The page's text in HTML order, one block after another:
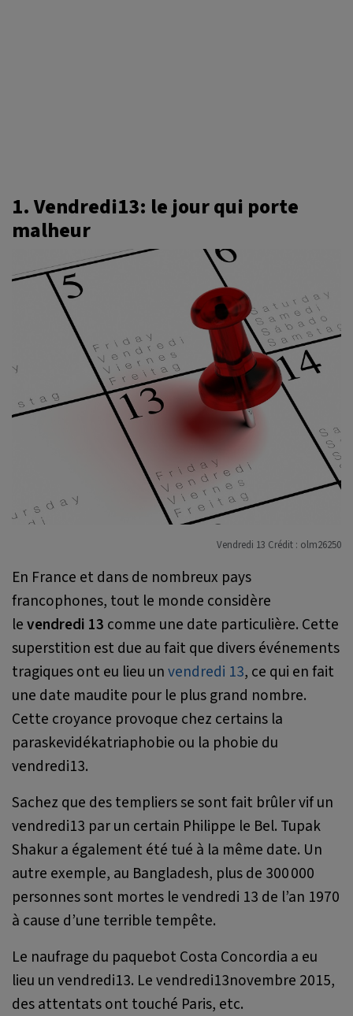
1. Vendredi13: le jour qui porte
malheur
Vendredi 13 Crédit : olm26250
En France et dans de nombreux pays
francophones, tout le monde considère
levendredi 13 comme une date particulière. Cette
superstition est due au fait que divers événements
tragiques ont eu lieu unvendredi 13, ce qui en fait
une date maudite pour le plus grand nombre.
Cette croyance provoque chez certains la
paraskevidékatriaphobie ou la phobie du
vendredi13.
Sachez que des templiers se sont fait brûler vif un
vendredi13 par un certain Philippe le Bel. Tupak
Shakur a également été tué à la même date. Un
autre exemple, au Bangladesh, plus de 300 000
personnes sont mortes le vendredi 13 de l’an 1970
à cause d’une terrible tempête.
Le naufrage du paquebot Costa Concordia a eu
lieu un vendredi13. Le vendredi13novembre 2015,
des attentats ont touché Paris, etc.